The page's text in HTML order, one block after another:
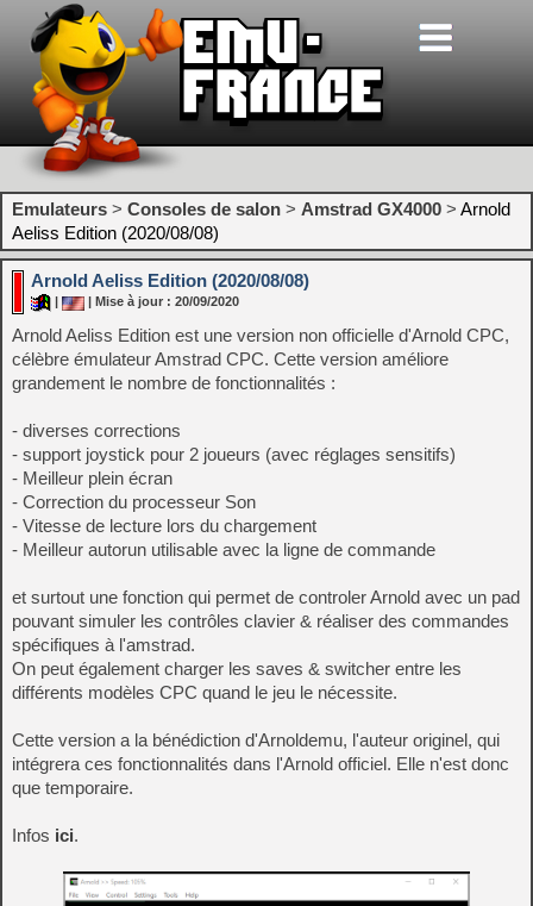
Emulateurs > Consoles de salon > Amstrad GX4000 > Arnold
Aeliss Edition (2020/08/08)
Arnold Aeliss Edition (2020/08/08)
| Mise à jour : 20/09/2020
Arnold Aeliss Edition est une version non officielle d'Arnold CPC,
célèbre émulateur Amstrad CPC. Cette version améliore
grandement le nombre de fonctionnalités :
- diverses corrections
- support joystick pour 2 joueurs (avec réglages sensitifs)
- Meilleur plein écran
- Correction du processeur Son
- Vitesse de lecture lors du chargement
- Meilleur autorun utilisable avec la ligne de commande
et surtout une fonction qui permet de controler Arnold avec un pad
pouvant simuler les contrôles clavier & réaliser des commandes
spécifiques à l'amstrad.
On peut également charger les saves & switcher entre les
différents modèles CPC quand le jeu le nécessite.
Cette version a la bénédiction d'Arnoldemu, l'auteur originel, qui
intégrera ces fonctionnalités dans l'Arnold officiel. Elle n'est donc
que temporaire.
Infos ici.